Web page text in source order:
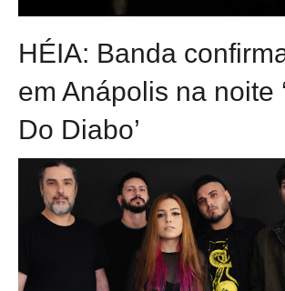
HÉIA: Banda
em Anápolis na noite
Do Diabo’